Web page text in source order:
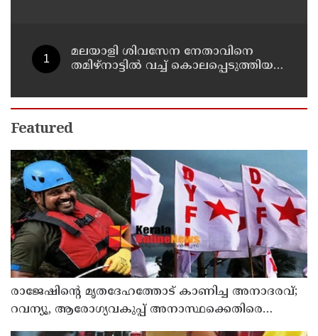
മലയാളി ശിവസേന നേതാവിനെ
തമിഴ്നാട്ടിൽ വച്ച് കൊലപ്പെടുത്തിയ
Featured
രാജേഷിന്റെ മൃതദേഹത്തോട് കാണിച്ച അനാദരവ്;
റവന്യൂ, ആരോഗ്യവകുപ്പ് അനാസ്ഥക്കെതിരെ
കടുത്ത നടപടി വേണം; ഡിവൈഎഫ്ഐ